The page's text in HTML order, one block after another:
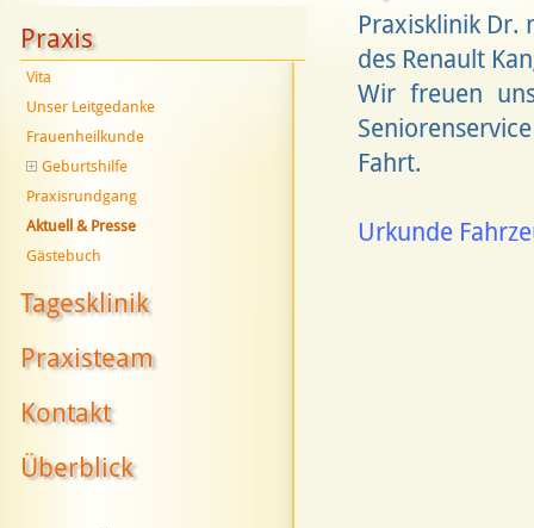
Praxis
Vita
Unser Leitgedanke
Frauenheilkunde
Geburtshilfe
Praxisrundgang
Aktuell & Presse
Gästebuch
Tagesklinik
Praxisteam
Kontakt
Überblick
Praxisklinik Dr.
des Renault
Wir freuen
Fahrt.
Urkunde